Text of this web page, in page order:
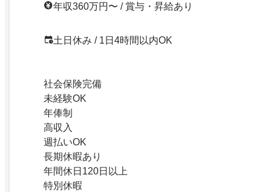
年収360万円〜 / 賞与・昇給あり
土日休み / 1日4時間以内OK
社会保険完備
未経験OK
年俸制
高収入
週払いOK
長期休暇あり
年間休日120日以上
特別休暇